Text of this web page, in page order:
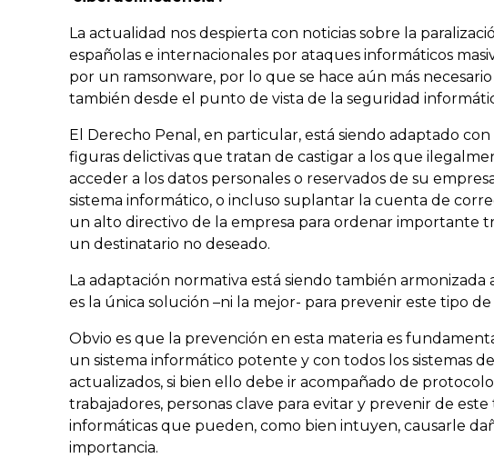
La actualidad nos despierta con noticias sobre la
españolas e internacionales por ataques informáticos
por un ramsonware, por lo que se hace aún más
también desde el punto de vista de la seguridad
El Derecho Penal, en particular, está siendo adaptado
figuras delictivas que tratan de castigar a los que
acceder a los datos personales o reservados de su
sistema informático, o incluso suplantar la cuenta de
un alto directivo de la empresa para ordenar importante
un destinatario no deseado.
La adaptación normativa está siendo también
es la única solución –ni la mejor- para prevenir este tipo
Obvio es que la prevención en esta materia es
un sistema informático potente y con todos los sistemas
actualizados, si bien ello debe ir acompañado de
trabajadores, personas clave para evitar y prevenir de
informáticas que pueden, como bien intuyen, causarle
importancia.